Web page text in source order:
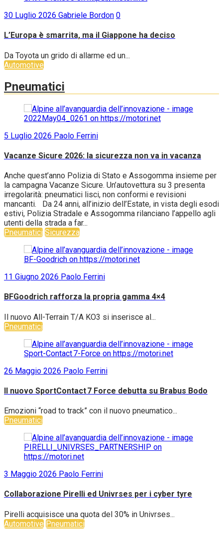
30 Luglio 2026Gabriele Bordon 0
L’Europa è smarrita, ma il Giappone ha deciso
Da Toyota un grido di allarme ed un...
Automotive
Pneumatici
5 Luglio 2026Paolo Ferrini
Vacanze Sicure 2026: la sicurezza non va in vacanza
Anche quest’anno Polizia di Stato e Assogomma insieme per
la campagna Vacanze Sicure. Un’autovettura su 3 presenta
irregolarità: pneumatici lisci, non conformi e revisioni
mancanti. Da 24 anni, all’inizio dell’Estate, in vista degli esodi
estivi, Polizia Stradale e Assogomma rilanciano l’appello agli
utenti della strada a far...
Pneumatici Sicurezza
11 Giugno 2026Paolo Ferrini
BFGoodrich rafforza la propria gamma 4×4
Il nuovo All-Terrain T/A KO3 si inserisce al...
Pneumatici
26 Maggio 2026Paolo Ferrini
Il nuovo SportContact 7 Force debutta su Brabus Bodo
Emozioni “road to track” con il nuovo pneumatico...
Pneumatici
3 Maggio 2026Paolo Ferrini
Collaborazione Pirelli ed Univrses per i cyber tyre
Pirelli acquisisce una quota del 30% in Univrses...